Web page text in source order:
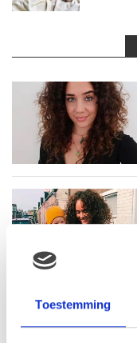
Toestemming